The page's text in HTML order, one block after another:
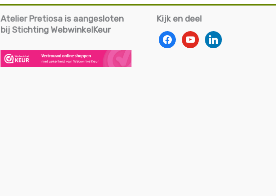
Atelier Pretiosa is aangesloten
bij Stichting WebwinkelKeur
Kijk en deel
facebookyoutubelinkedin